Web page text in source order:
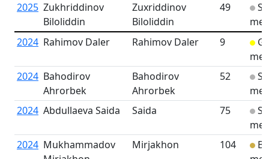
2025 Zukhriddinov
Biloliddin
Zuxriddinov
Biloliddin
49
2024 Rahimov Daler Rahimov Daler 9
2024 Bahodirov
Ahrorbek
Bahodirov
Ahrorbek
52
2024 Abdullaeva Saida Saida 75
2024 Mukhammadov
Mirjakhon 104